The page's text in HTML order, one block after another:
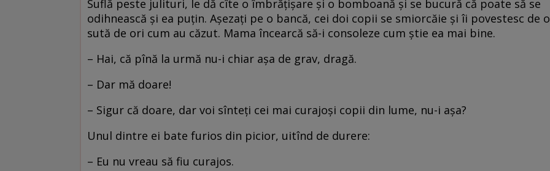
Suflă peste julituri, le dă cîte o îmbrățișare și o bomboană și se bucură că poate să se
odihnească și ea puțin. Așezați pe o bancă, cei doi copii se smiorcăie și îi povestesc de o
sută de ori cum au căzut. Mama încearcă să-i consoleze cum știe ea mai bine.
– Hai, că pînă la urmă nu-i chiar așa de grav, dragă.
– Dar mă doare!
– Sigur că doare, dar voi sînteți cei mai curajoși copii din lume, nu-i așa?
Unul dintre ei bate furios din picior, uitînd de durere:
– Eu nu vreau să fiu curajos.